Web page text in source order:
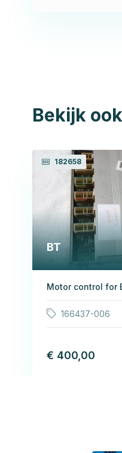
Bekijk
182658
BT
Motor control for
166437-006
€ 400,00